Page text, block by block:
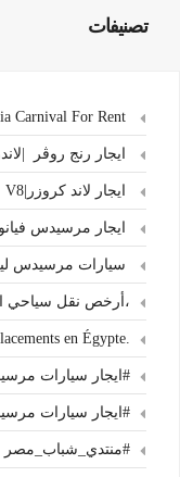
تصنيفات
ايجار رنج روڤر
ايجار لاند كروزر|V8
ايجار مرسيدس فيانو 7 مقاعد – عروض المطار الخاصة
سيارات مرسيدس
،أرخص نقل سياحي
.Les déplacements en Égypte | نقل سياحي
#ايجار سيارات
#ايجار سيارات
#منتدي_شباب_مصر